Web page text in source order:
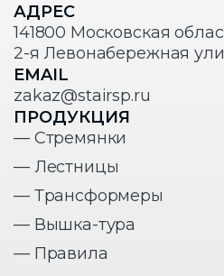
АДРЕС
141800 Московская
2-я Левонабережная
EMAIL
zakaz@stairsp.ru
ПРОДУКЦИЯ
— Стремянки
— Лестницы
— Трансформеры
— Вышка-тура
— Правила